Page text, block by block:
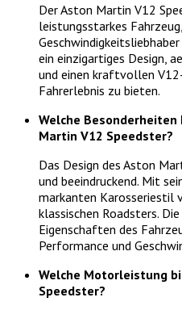
Der Aston Martin V12
leistungsstarkes
ein einzigartiges Design,
und einen kraftvollen
Fahrerlebnis zu bieten.
Welche
Martin V12 Speedster?
Das Design des Aston
und beeindruckend. Mit
markanten Karosseriestil
klassischen Roadsters.
Eigenschaften des
Performance und
Welche Motorleistung
Speedster?